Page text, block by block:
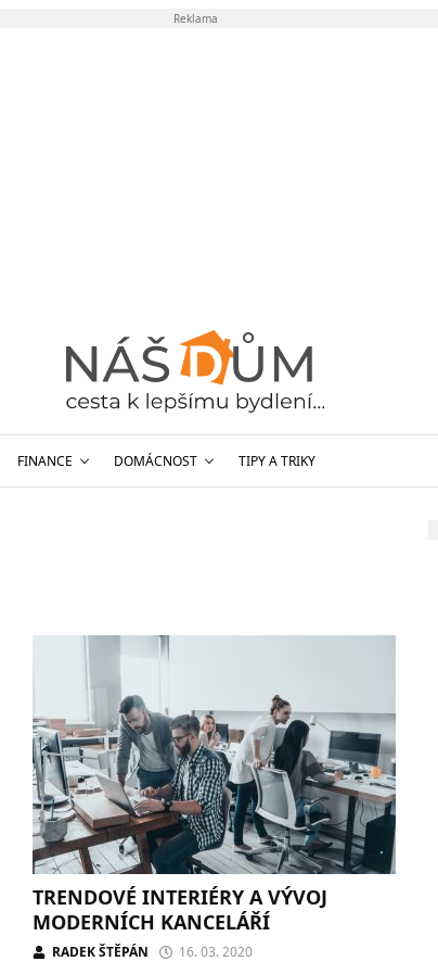
Reklama
FINANCE DOMÁCNOST TIPY A TRIKY
TRENDOVÉ INTERIÉRY A VÝVOJ
MODERNÍCH KANCELÁŘÍ
RADEK ŠTĚPÁN 16. 03. 2020